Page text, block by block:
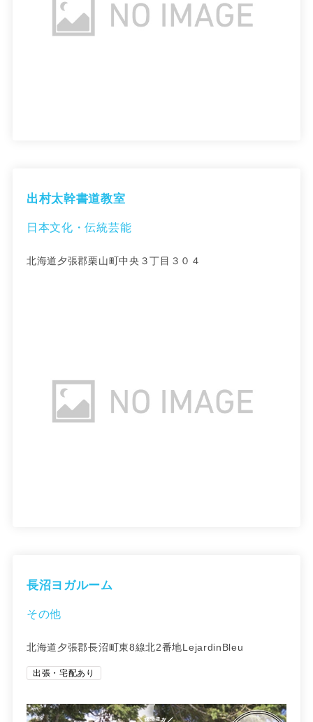
出村太幹書道教室
日本文化・伝統芸能
北海道夕張郡栗山町中央３丁目３０４
長沼ヨガルーム
その他
北海道夕張郡長沼町東8線北2番地LejardinBleu
出張・宅配あり